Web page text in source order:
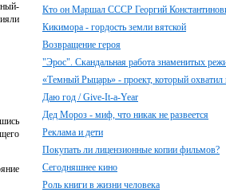
Кто он Маршал СССР Георгий
Кикимора - гордость земли вятской
Возвращение героя
"Эрос". Скандальная работа знаменитых
«Темный Рыцарь» - проект, который охватил
Даю год / Give-It-a-Year
Дед Мороз - миф, что никак не развеется
Реклама и дети
Покупать ли лицензионные копии фильмов?
Сегодняшнее кино
Роль книги в жизни человека